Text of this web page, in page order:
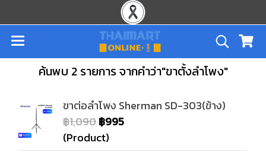
ค้นพบ 2 รายการ จากคำว่า"ขาตั้งลำโพง"
ขาต่อลำโพง Sherman SD-303(ข้าง)
฿1,090฿995
(Product)